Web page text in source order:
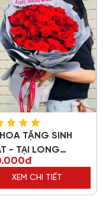
TẶNG SINH
- TẠI LONG
XEM CHI TIẾT